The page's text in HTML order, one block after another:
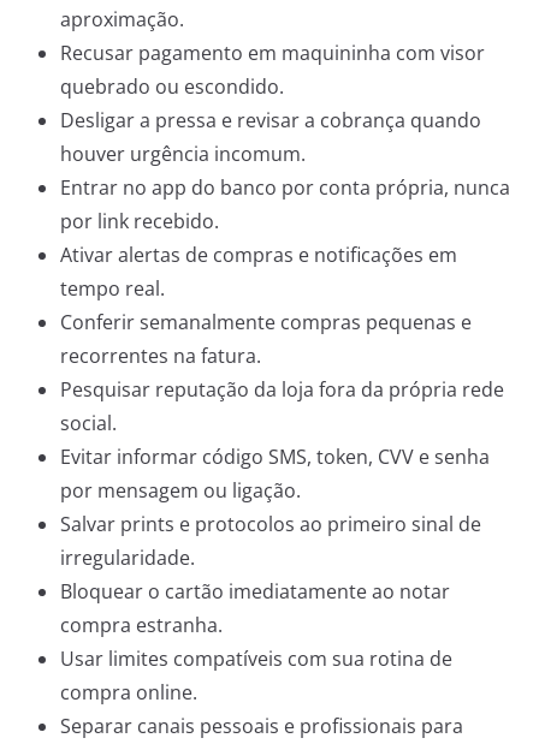
aproximação.
Recusar pagamento em maquininha com visor
quebrado ou escondido.
Desligar a pressa e revisar a cobrança quando
houver urgência incomum.
Entrar no app do banco por conta própria, nunca
por link recebido.
Ativar alertas de compras e notificações em
tempo real.
Conferir semanalmente compras pequenas e
recorrentes na fatura.
Pesquisar reputação da loja fora da própria rede
social.
Evitar informar código SMS, token, CVV e senha
por mensagem ou ligação.
Salvar prints e protocolos ao primeiro sinal de
irregularidade.
Bloquear o cartão imediatamente ao notar
compra estranha.
Usar limites compatíveis com sua rotina de
compra online.
Separar canais pessoais e profissionais para